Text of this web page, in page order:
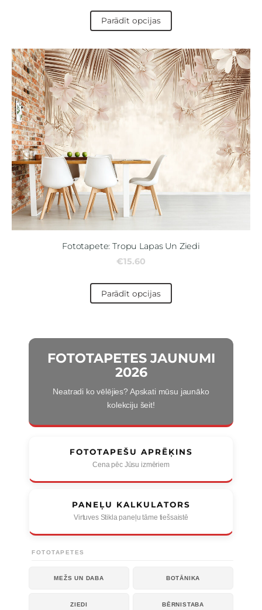
FOTOTAPETES JAUNUMI
2026
Neatradi ko vēlējies? Apskati mūsu jaunāko
kolekciju šeit!
FOTOTAPEŠU APRĒĶINS
Cena pēc Jūsu izmēriem
PANEĻU KALKULATORS
Virtuves Stikla paneļu tāme tiešsaistē
FOTOTAPETES
MEŽS UN DABA BOTĀNIKA
ZIEDI BĒRNISTABA
Parādīt opcijas
Fototapete: Tropu Lapas Un Ziedi
€15.60
Parādīt opcijas